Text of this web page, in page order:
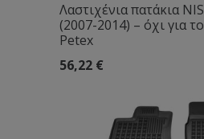
Λαστιχένια πατάκια
(2007-2014) – όχι για
Petex
56,22 €